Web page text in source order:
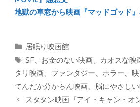
地獄の車窓から映画『マッドゴッド
カ
テ
リ
ー
居眠り映画館
タ
グ
SF、 お金のない映画、 カオスな映
タリ映画、 ファンタジー、 ホラー、
てんだか分からん映画、 脳にやさし
スタタン映画『アイ・キャン・オ